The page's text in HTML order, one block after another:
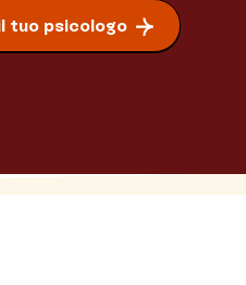
tuo psicologo